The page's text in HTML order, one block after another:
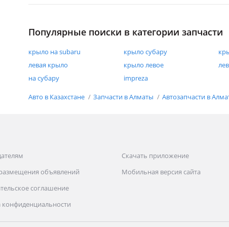
Популярные поиски в категории запчасти
крыло на subaru крыло субару
левая крыло
крыло левое
на субару
impreza
Авто в Казахстане Запчасти в Алматы Автозапчасти в
объявлений
соглашение
конфиденциальности
Скачать приложение
Мобильная версия сайта